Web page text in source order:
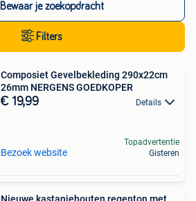
Bewaar je zoekopdracht
Filters
Composiet Gevelbekleding 290x22cm
26mm NERGENS GOEDKOPER
€ 19,99 Details
Bezoek website
Topadvertentie
Gisteren